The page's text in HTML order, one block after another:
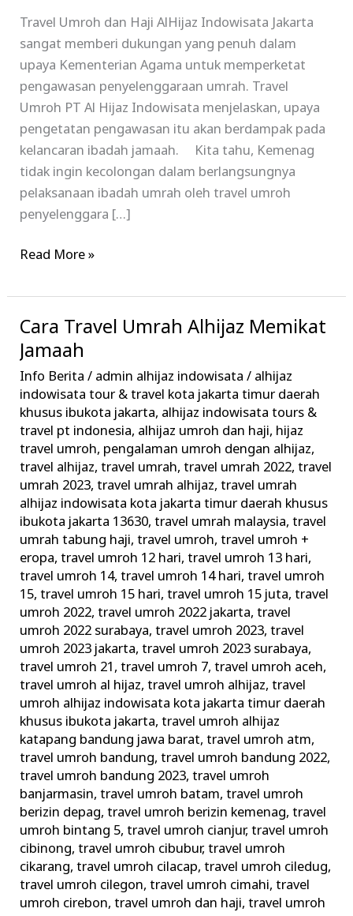
Travel Umroh dan Haji AlHijaz Indowisata Jakarta
sangat memberi dukungan yang penuh dalam
upaya Kementerian Agama untuk memperketat
pengawasan penyelenggaraan umrah. Travel
Umroh PT Al Hijaz Indowisata menjelaskan, upaya
pengetatan pengawasan itu akan berdampak pada
kelancaran ibadah jamaah. Kita tahu, Kemenag
tidak ingin kecolongan dalam berlangsungnya
pelaksanaan ibadah umrah oleh travel umroh
penyelenggara […]
Read More »
Cara Travel Umrah Alhijaz Memikat
Jamaah
Info Berita / admin alhijaz indowisata/ alhijaz
indowisata tour & travel kota jakarta timur daerah
khusus ibukota jakarta, alhijaz indowisata tours &
travel pt indonesia, alhijaz umroh dan haji, hijaz
travel umroh, pengalaman umroh dengan alhijaz,
travel alhijaz,travel umrah,travel umrah 2022,travel
umrah 2023,travel umrah alhijaz,travel umrah
alhijaz indowisata kota jakarta timur daerah khusus
ibukota jakarta 13630,travel umrah malaysia,travel
umrah tabung haji,travel umroh,travel umroh +
eropa,travel umroh 12 hari,travel umroh 13 hari,
travel umroh 14,travel umroh 14 hari,travel umroh
15,travel umroh 15 hari,travel umroh 15 juta,travel
umroh 2022,travel umroh 2022 jakarta,travel
umroh 2022 surabaya,travel umroh 2023,travel
umroh 2023 jakarta,travel umroh 2023 surabaya,
travel umroh 21,travel umroh 7,travel umroh aceh,
travel umroh al hijaz,travel umroh alhijaz,travel
umroh alhijaz indowisata kota jakarta timur daerah
khusus ibukota jakarta,travel umroh alhijaz
katapang bandung jawa barat,travel umroh atm,
travel umroh bandung,travel umroh bandung 2022,
travel umroh bandung 2023,travel umroh
banjarmasin,travel umroh batam,travel umroh
berizin depag,travel umroh berizin kemenag,travel
umroh bintang 5,travel umroh cianjur,travel umroh
cibinong,travel umroh cibubur,travel umroh
cikarang,travel umroh cilacap,travel umroh ciledug,
travel umroh cilegon,travel umroh cimahi,travel
umroh cirebon,travel umroh dan haji,travel umroh
Cara
Travel
Umrah
Alhijaz
Memikat
Jamaah